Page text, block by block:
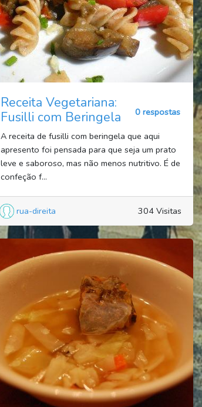
Receita Vegetariana:
Fusilli com Beringela
0 respostas
A receita de fusilli com beringela que aqui
apresento foi pensada para que seja um prato
leve e saboroso, mas não menos nutritivo. É de
confeção f...
rua-direita 304 Visitas